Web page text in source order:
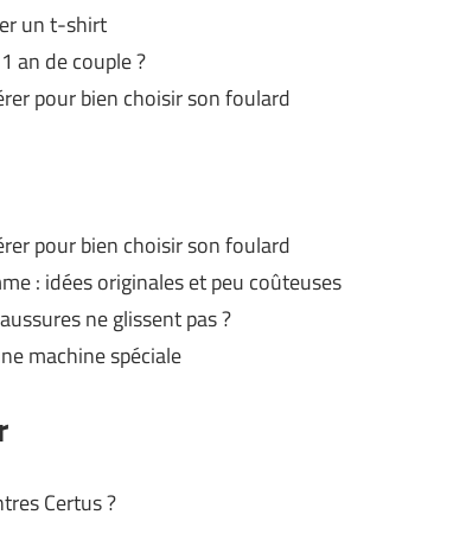
un t-shirt
an de couple ?
pour bien choisir son foulard
pour bien choisir son foulard
: idées originales et peu coûteuses
ne glissent pas ?
machine spéciale
Certus ?